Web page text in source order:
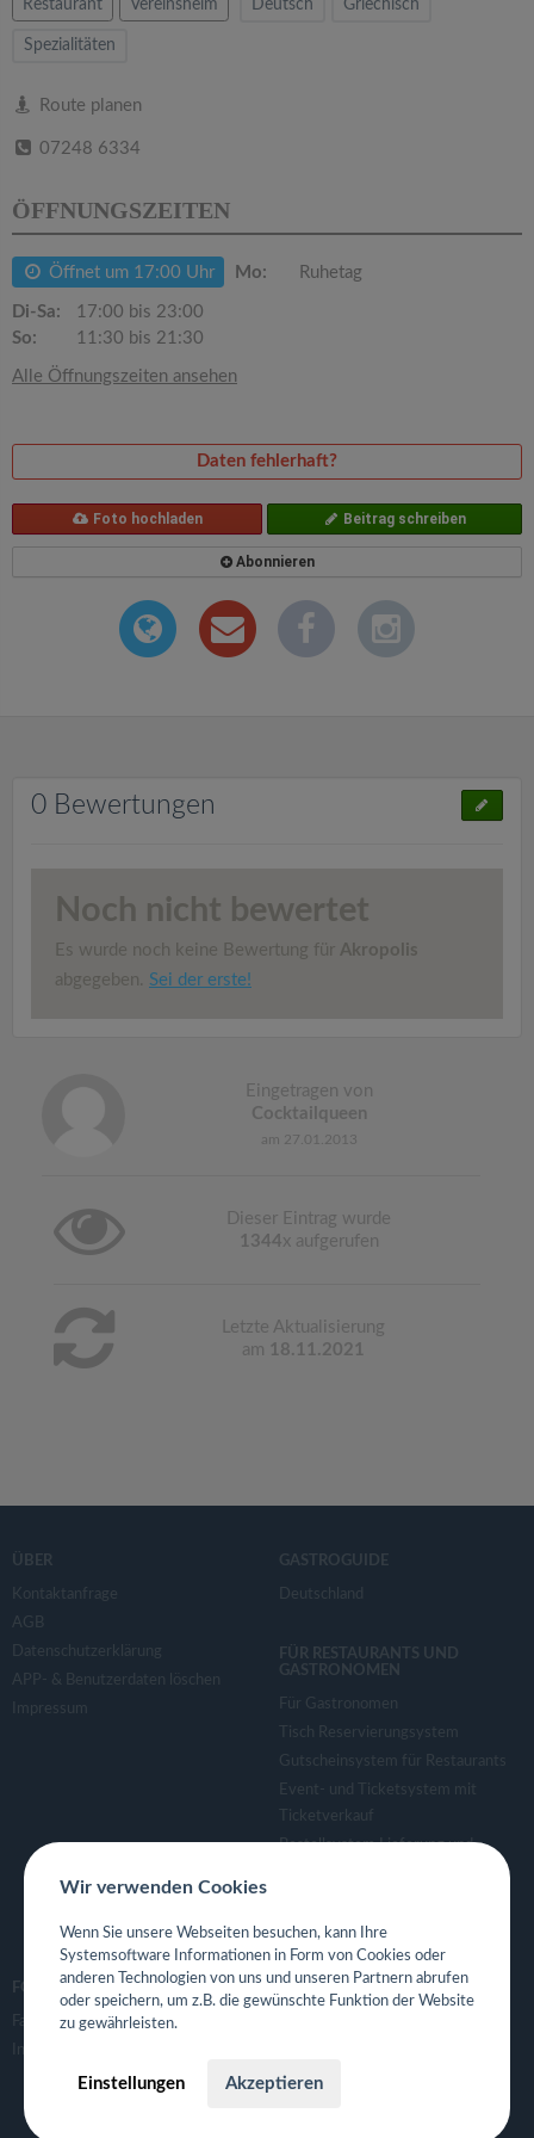
Restaurant Vereinsheim Deutsch Griechisch
Spezialitäten
Route planen
07248 6334
ÖFFNUNGSZEITEN
Öffnet um 17:00 Uhr Mo: Ruhetag
Di-Sa:
17:00 bis 23:00
So:
11:30 bis 21:30
Alle Öffnungszeiten ansehen
Daten fehlerhaft?
Foto hochladen Beitrag schreiben
Abonnieren
0 Bewertungen
Noch nicht bewertet
Es wurde noch keine Bewertung für Akropolis
abgegeben. Sei der erste!
Eingetragen von
Cocktailqueen
am 27.01.2013
Dieser Eintrag wurde
1344x aufgerufen
Letzte Aktualisierung
am 18.11.2021
ÜBER
Kontaktanfrage
AGB
Datenschutzerklärung
APP- & Benutzerdaten löschen
Impressum
GASTROGUIDE
Deutschland
FÜR RESTAURANTS UND
GASTRONOMEN
Für Gastronomen
Tisch Reservierungsystem
Gutscheinsystem für Restaurants
Event- und Ticketsystem mit
Ticketverkauf
Bestellsystem Lieferung und
Eigene App für Restaurant
FOLGE UNS
Facebook
Instagram
Wir verwenden Cookies
Wenn Sie unsere Webseiten besuchen, kann Ihre
Systemsoftware Informationen in Form von Cookies oder
anderen Technologien von uns und unseren Partnern abrufen
oder speichern, um z.B. die gewünschte Funktion der Website
zu gewährleisten.
Einstellungen Akzeptieren
t
i
o
n